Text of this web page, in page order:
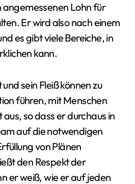
Lohn für
Er wird also nach einem
es gibt viele Bereiche, in
kann.
sein Fleiß können zu
führen, mit Menschen
so dass er durchaus in
auf die notwendigen
von Plänen
den Respekt der
er weiß, wie er auf jeden